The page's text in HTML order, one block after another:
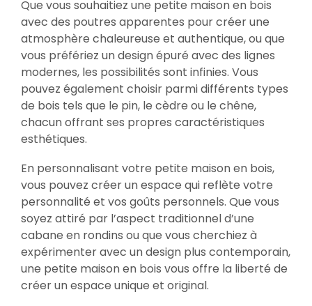
Que vous souhaitiez une petite maison en bois
avec des poutres apparentes pour créer une
atmosphère chaleureuse et authentique, ou que
vous préfériez un design épuré avec des lignes
modernes, les possibilités sont infinies. Vous
pouvez également choisir parmi différents types
de bois tels que le pin, le cèdre ou le chêne,
chacun offrant ses propres caractéristiques
esthétiques.
En personnalisant votre petite maison en bois,
vous pouvez créer un espace qui reflète votre
personnalité et vos goûts personnels. Que vous
soyez attiré par l’aspect traditionnel d’une
cabane en rondins ou que vous cherchiez à
expérimenter avec un design plus contemporain,
une petite maison en bois vous offre la liberté de
créer un espace unique et original.